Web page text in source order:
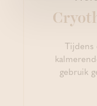
Tijdens
gebruik